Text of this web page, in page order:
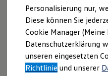
Kombis
Kompaktwagen
Sportwagen
Schnell verfügbare
Angebote und Produkte
Aktuelle Angebote
E-Auto-Förderung
Volkswagen
Personalisierung nur,
Diese können Sie
Cookie Manager
Datenschutzerklärung
unseren eingesetzten
Richtlinie und unserer